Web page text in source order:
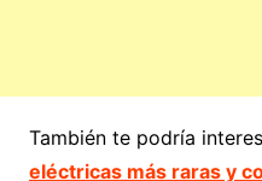
También te podría
eléctricas más raras y